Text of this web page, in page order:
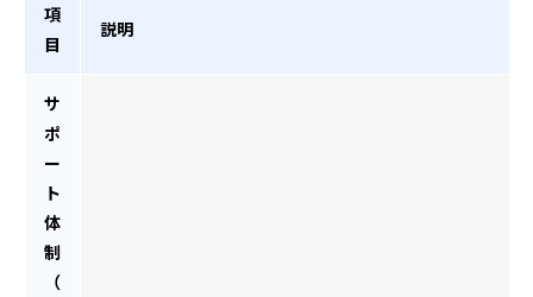
項
目
説明
サ
ポ
ー
ト
体
制
（